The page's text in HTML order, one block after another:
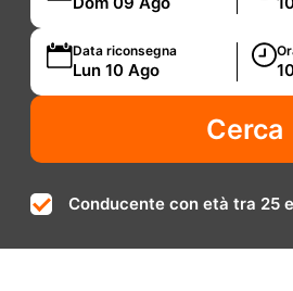
Data riconsegna
Conducente con età tra 25